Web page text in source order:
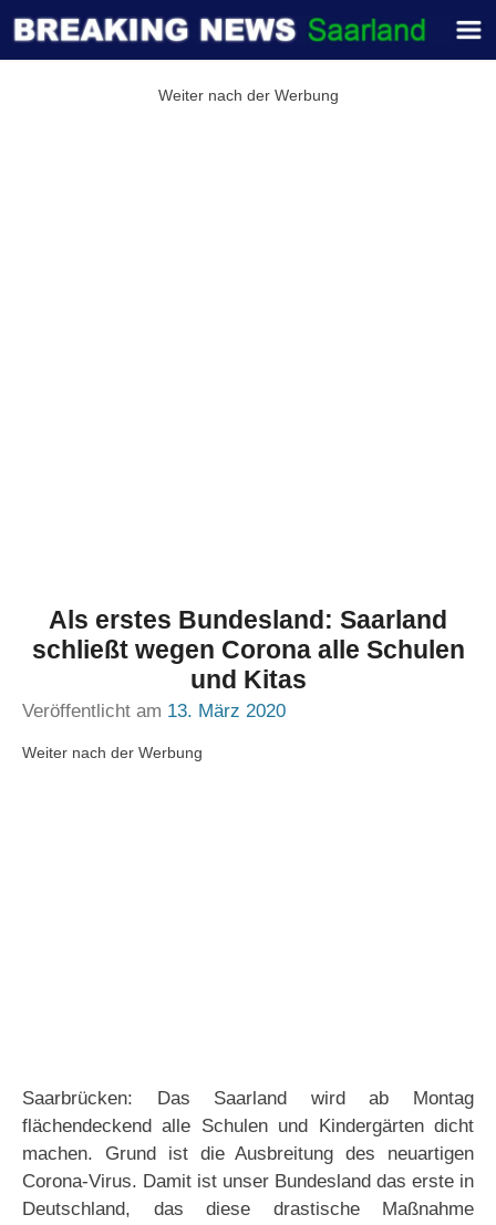
Weiter nach der Werbung
Als erstes Bundesland: Saarland
schließt wegen Corona alle Schulen
und Kitas
Veröffentlicht am 13. März 2020
Weiter nach der Werbung
Saarbrücken: Das Saarland wird ab Montag
flächendeckend alle Schulen und Kindergärten dicht
machen. Grund ist die Ausbreitung des neuartigen
Corona-Virus. Damit ist unser Bundesland das erste in
Deutschland, das diese drastische Maßnahme